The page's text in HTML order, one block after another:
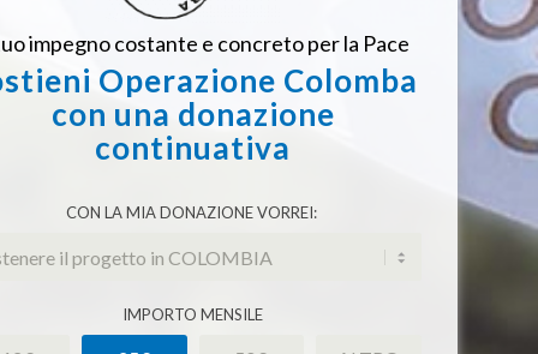
impegno costante e concreto per la Pace
Operazione Colomba
con una donazione
continuativa
CON LA MIA DONAZIONE VORREI:
IMPORTO MENSILE